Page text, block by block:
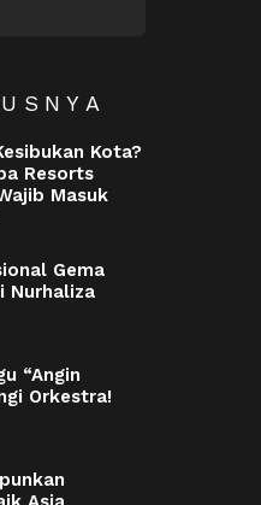
Kota?
Resorts
Masuk
Gema
Nurhaliza
“Angin
Orkestra!